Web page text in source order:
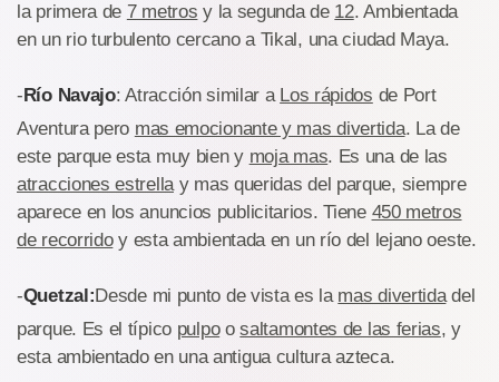
la primera de 7 metros y la segunda de 12. Ambientada
en un rio turbulento cercano a Tikal, una ciudad Maya.
-Río Navajo: Atracción similar a Los rápidos de Port
Aventura pero mas emocionante y mas divertida. La de
este parque esta muy bien y moja mas. Es una de las
atracciones estrellay mas queridas del parque, siempre
aparece en los anuncios publicitarios. Tiene 450 metros
de recorridoy esta ambientada en un río del lejano oeste.
-Quetzal:Desde mi punto de vista es la mas divertidadel
parque. Es el típico pulpoosaltamontes de las ferias, y
esta ambientado en una antigua cultura azteca.